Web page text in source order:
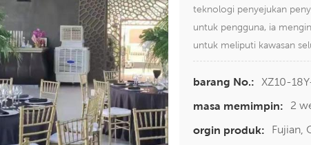
teknologi penyejukan
untuk pengguna, ia
untuk meliputi kawasan
barang No.:
XZ10-
masa memimpin:
2
orgin produk:
Fujian,